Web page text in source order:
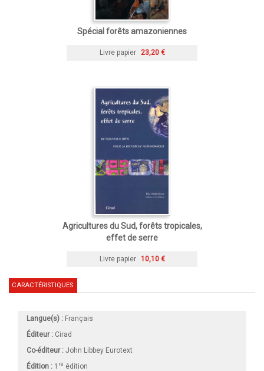
Spécial forêts amazoniennes
Livre papier 23,20 €
Agricultures du Sud, forêts tropicales,
effet de serre
Livre papier 10,10 €
CARACTÉRISTIQUES
Langue(s) : Français
Éditeur : Cirad
Co-éditeur : John Libbey Eurotext
Édition : 1 re édition